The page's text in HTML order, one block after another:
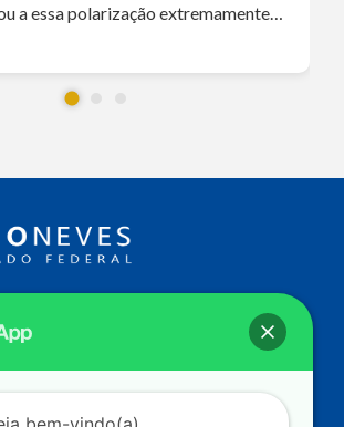
a essa polarização extremamente…
Ed. Principal, Ala C – Gabinete